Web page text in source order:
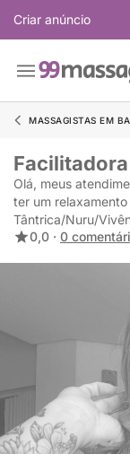
Criar anúncio
MASSAGISTAS EM
Olá, meus
ter um
Tântrica/Nuru/
0,0 · 0